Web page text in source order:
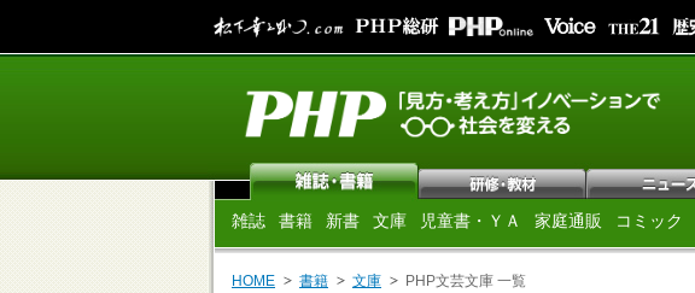
雑誌 書籍 新書 文庫 児童書・ＹＡ 家庭通販 コミック
HOME 書籍 文庫 PHP文芸文庫 一覧